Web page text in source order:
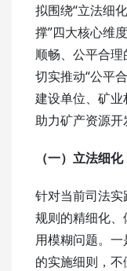
拟围绕“立法细
撑”四大核心维
顺畅、公平合
切实推动“公平
建设单位、矿业
助力矿产资源开
（一）立法细化
针对当前司法
规则的精细化
用模糊问题。
的实施细则，